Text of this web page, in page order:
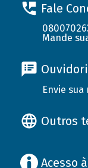
Fale
Mande
Envie
Outros
Acesso